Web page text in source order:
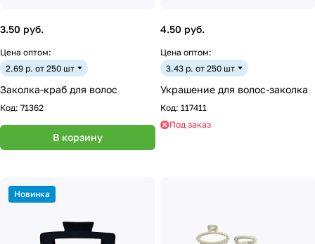
3.50 руб.
Цена оптом:
2.69 р. от 250 шт
Заколка-краб для волос
Код: 71362
В корзину
4.50 руб.
Цена оптом:
3.43 р. от 250 шт
Украшение для волос-заколка
Код: 117411
Под заказ
Новинка